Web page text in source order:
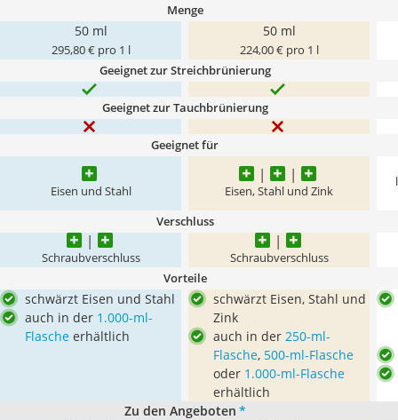
Menge
50 ml
295,80 € pro 1 l
50 ml
224,00 € pro 1 l
Geeignet zur Streichbrünierung
Geeignet zur Tauchbrünierung
Geeignet für
Eisen und Stahl Eisen, Stahl und Zink
Verschluss
Schraubverschluss Schraubverschluss
Vorteile
schwärzt Eisen und Stahl
auch in der 1.000-ml-
Flasche erhältlich
schwärzt Eisen, Stahl und
Zink
auch in der 250-ml-
Flasche, 500-ml-Flasche
oder 1.000-ml-Flasche
erhältlich
Zu den Angeboten *